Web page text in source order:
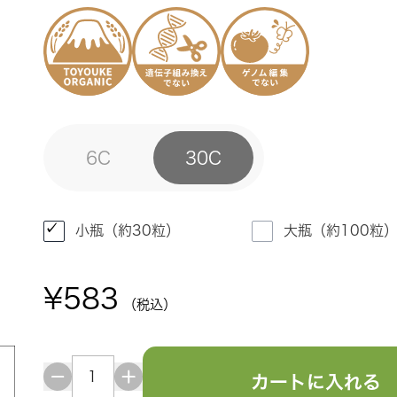
6C 30C
小瓶（約30粒） 大瓶（約100粒
¥583 （税込）
カートに入れる